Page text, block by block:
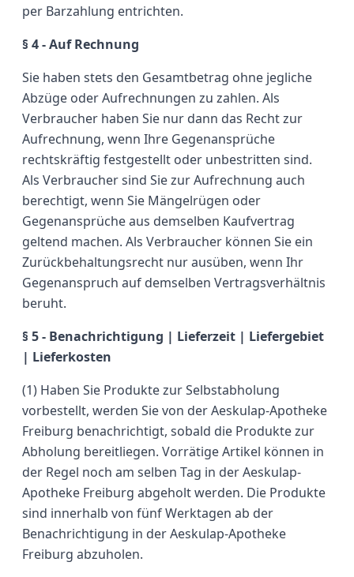
per Barzahlung entrichten.
§ 4 - Auf Rechnung
Sie haben stets den Gesamtbetrag ohne jegliche
Abzüge oder Aufrechnungen zu zahlen. Als
Verbraucher haben Sie nur dann das Recht zur
Aufrechnung, wenn Ihre Gegenansprüche
rechtskräftig festgestellt oder unbestritten sind.
Als Verbraucher sind Sie zur Aufrechnung auch
berechtigt, wenn Sie Mängelrügen oder
Gegenansprüche aus demselben Kaufvertrag
geltend machen. Als Verbraucher können Sie ein
Zurückbehaltungsrecht nur ausüben, wenn Ihr
Gegenanspruch auf demselben Vertragsverhältnis
beruht.
§ 5 - Benachrichtigung | Lieferzeit | Liefergebiet
| Lieferkosten
(1) Haben Sie Produkte zur Selbstabholung
vorbestellt, werden Sie von der Aeskulap-Apotheke
Freiburg benachrichtigt, sobald die Produkte zur
Abholung bereitliegen. Vorrätige Artikel können in
der Regel noch am selben Tag in der Aeskulap-
Apotheke Freiburg abgeholt werden. Die Produkte
sind innerhalb von fünf Werktagen ab der
Benachrichtigung in der Aeskulap-Apotheke
Freiburg abzuholen.